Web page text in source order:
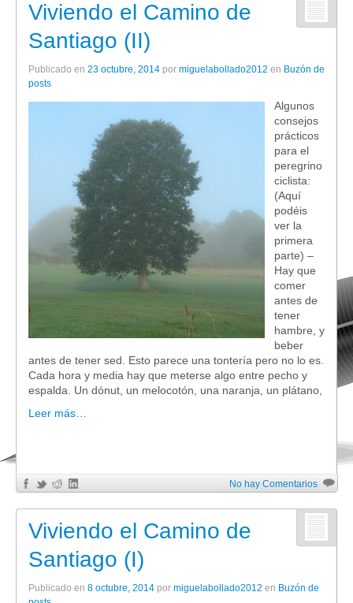
Viviendo el Camino de
Santiago (II)
Publicado en 23 octubre, 2014 por miguelabollado2012 en Buzón de
posts
Algunos
consejos
prácticos
para el
peregrino
ciclista:
(Aquí
podéis
ver la
primera
parte) –
Hay que
comer
antes de
tener
hambre, y
beber
antes de tener sed. Esto parece una tontería pero no lo es.
Cada hora y media hay que meterse algo entre pecho y
espalda. Un dónut, un melocotón, una naranja, un plátano,
Leer más…
No hay Comentarios
Viviendo el Camino de
Santiago (I)
Publicado en 8 octubre, 2014 por miguelabollado2012 en Buzón de